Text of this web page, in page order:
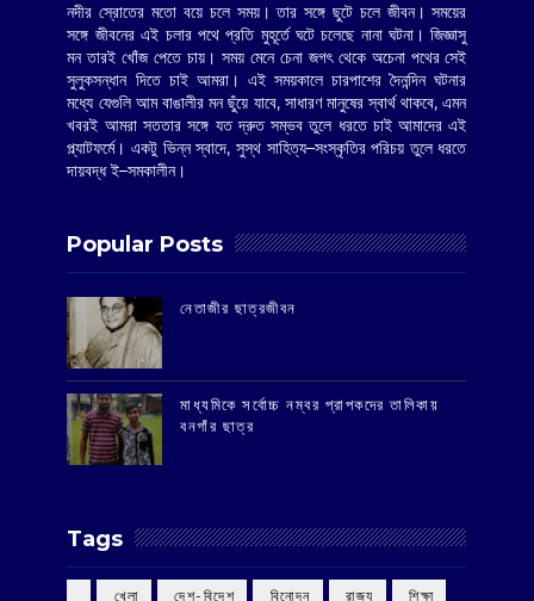
নদীর স্রোতের মতো বয়ে চলে সময়। তার সঙ্গে ছুটে চলে জীবন। সময়ের
সঙ্গে জীবনের এই চলার পথে প্রতি মুহূর্তে ঘটে চলেছে নানা ঘটনা। জিজ্ঞাসু
মন তারই খোঁজ পেতে চায়। সময় মেনে চেনা জগৎ থেকে অচেনা পথের সেই
সুলুকসন্ধান দিতে চাই আমরা। এই সময়কালে চারপাশের দৈনন্দিন ঘটনার
মধ্যে যেগুলি আম বাঙালীর মন ছুঁয়ে যাবে, সাধারণ মানুষের স্বার্থ থাকবে, এমন
খবরই আমরা সততার সঙ্গে যত দ্রুত সম্ভব তুলে ধরতে চাই আমাদের এই
প্ল্যাটফর্মে। একটু ভিন্ন স্বাদে, সুস্থ সাহিত্য–সংস্কৃতির পরিচয় তুলে ধরতে
দায়বদ্ধ ই–সমকালীন।
Popular Posts
‌নেতাজীর ছাত্রজীবন
মাধ্যমিকে সর্বোচ্চ নম্বর প্রাপকদের তালিকায়
বনগাঁর ছাত্র
Tags
‌ খেলা ‌ দেশ-বিদেশ ‌ বিনোদন ‌ রাজ্য ‌ শিক্ষা